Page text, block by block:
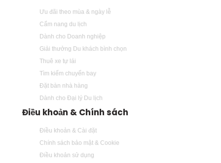
Ưu đãi theo mùa & ngày lễ
Cẩm nang du lịch
Dành cho Doanh nghiệp
Giải thưởng Du khách bình chọn
Thuê xe tự lái
Tìm kiếm chuyến bay
Đặt bàn nhà hàng
Dành cho Đại lý Du lịch
Điều khoản & Chính sách
Điều khoản & Cài đặt
Chính sách bảo mật & Cookie
Điều khoản sử dụng